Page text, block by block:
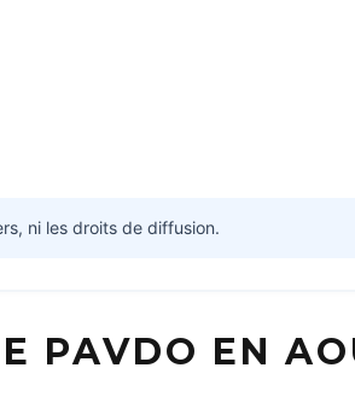
ni les droits de diffusion.
PAVDO EN